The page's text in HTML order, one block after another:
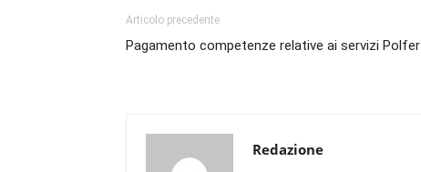
Articolo precedente
Pagamento competenze relative ai servizi Polfer
Redazione